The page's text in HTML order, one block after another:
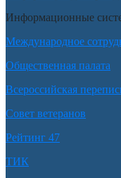
Информационные
Международное
Общественная палата
Всероссийская
Совет ветеранов
Рейтинг 47
ТИК